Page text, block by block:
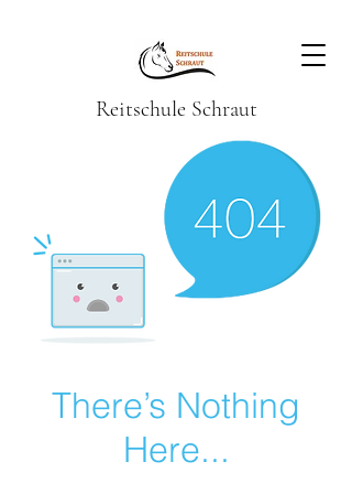
Reitschule Schraut
There’s Nothing
Here...